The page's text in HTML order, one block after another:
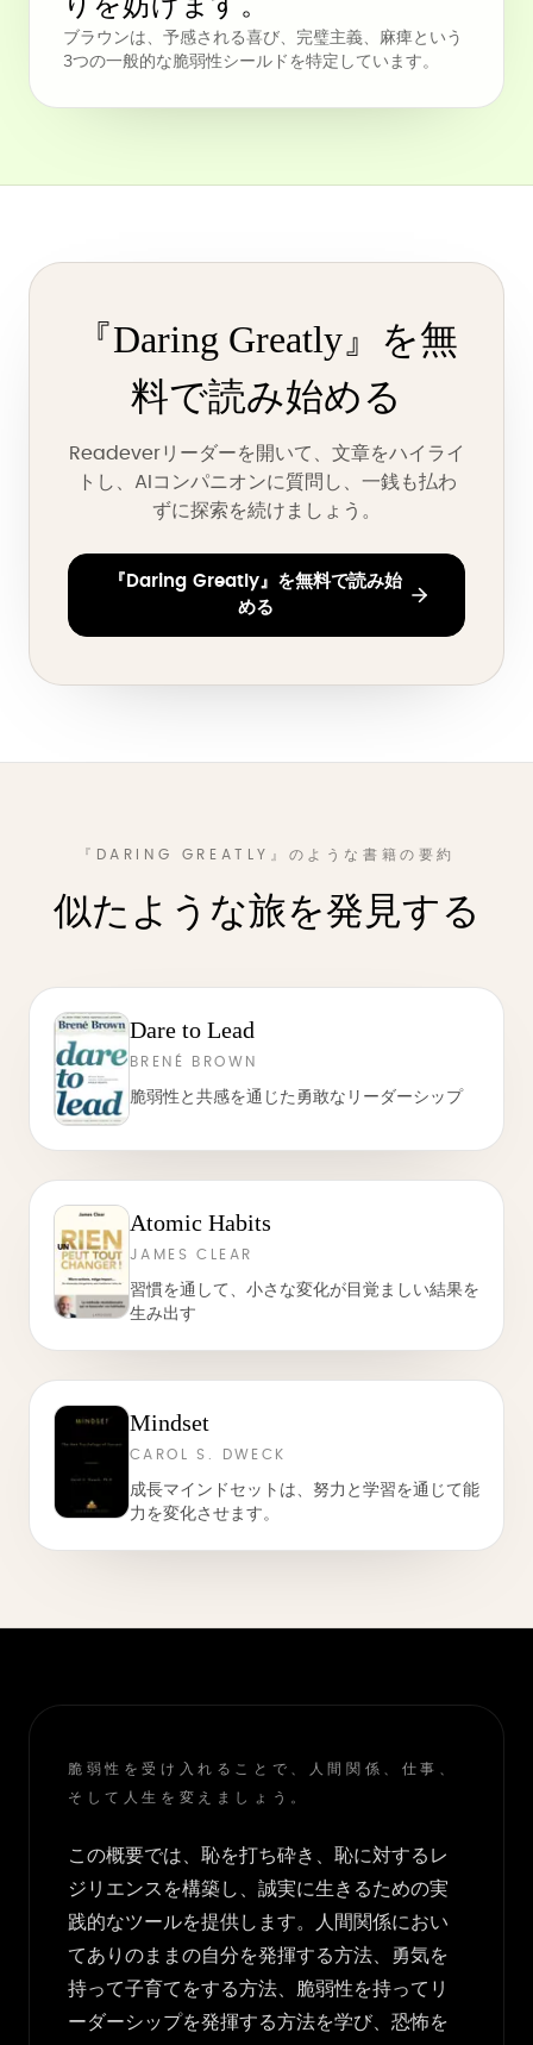
ブラウンは、予感される喜び、完璧主義、麻痺という
3つの一般的な脆弱性シールドを特定しています。
『Daring Greatly』を無
料で読み始める
Readeverリーダーを開いて、文章をハイライ
トし、AIコンパニオンに質問し、一銭も払わ
ずに探索を続けましょう。
『Daring Greatly』を無料で読み始
める
『DARING GREATLY』のような書籍の要約
似たような旅を発見する
Dare to Lead
BRENÉ BROWN
脆弱性と共感を通じた勇敢なリーダーシップ
Atomic Habits
JAMES CLEAR
習慣を通して、小さな変化が目覚ましい結果を
生み出す
Mindset
CAROL S. DWECK
成長マインドセットは、努力と学習を通じて能
力を変化させます。
脆弱性を受け入れることで、人間関係、仕事、
そして人生を変えましょう。
この概要では、恥を打ち砕き、恥に対するレ
ジリエンスを構築し、誠実に生きるための実
践的なツールを提供します。人間関係におい
てありのままの自分を発揮する方法、勇気を
持って子育てをする方法、脆弱性を持ってリ
ーダーシップを発揮する方法を学び、恐怖を